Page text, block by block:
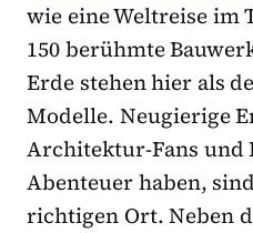
wie eine Weltreise im
150 berühmte
Erde stehen hier als
Modelle. Neugierige
Architektur-Fans und
Abenteuer haben,
richtigen Ort. Neben